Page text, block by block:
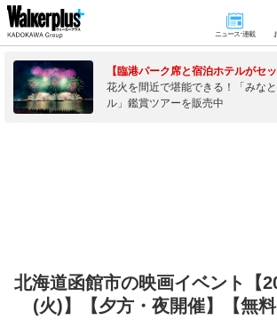
ニュース･連載
【臨港パーク席と宿泊ホテルがセッ
花火を間近で堪能できる！「みな
ル」鑑賞ツアーを販売中
北海道函館市の映画イベント【
(火)】【夕方・夜開催】【無料